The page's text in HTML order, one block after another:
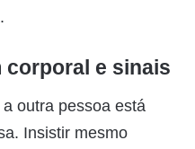
corporal e sinais
outra pessoa está
Insistir mesmo